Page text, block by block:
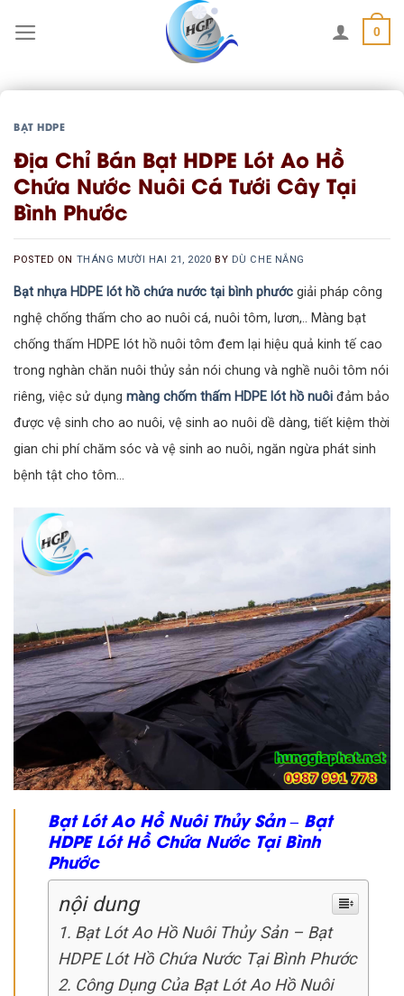
0
BẠT HDPE
Địa Chỉ Bán Bạt HDPE Lót Ao Hồ
Chứa Nước Nuôi Cá Tưới Cây Tại
Bình Phước
POSTED ON THÁNG MƯỜI HAI 21, 2020 BY DÙ CHE NẮNG
Bạt nhựa HDPE lót hồ chứa nước tại bình phước giải pháp công
nghệ chống thấm cho ao nuôi cá, nuôi tôm, lươn,.. Màng bạt
chống thấm HDPE lót hồ nuôi tôm đem lại hiệu quả kinh tế cao
trong nghàn chăn nuôi thủy sản nói chung và nghề nuôi tôm nói
riêng, việc sử dụng màng chốm thấm HDPE lót hồ nuôi đảm bảo
được vệ sinh cho ao nuôi, vệ sinh ao nuôi dề dàng, tiết kiệm thời
gian chi phí chăm sóc và vệ sinh ao nuôi, ngăn ngừa phát sinh
bệnh tật cho tôm…
Bạt Lót Ao Hồ Nuôi Thủy Sản – Bạt
HDPE Lót Hồ Chứa Nước Tại Bình
Phước
nội dung
Bạt Lót Ao Hồ Nuôi Thủy Sản – Bạt
HDPE Lót Hồ Chứa Nước Tại Bình Phước
Công Dụng Của Bạt Lót Ao Hồ Nuôi